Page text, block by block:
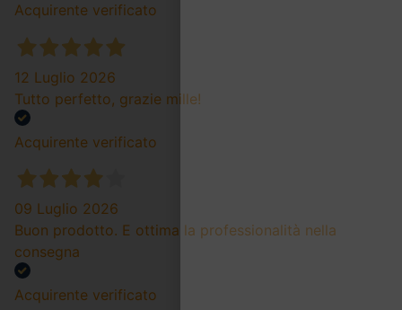
Acquirente verificato
12 Luglio 2026
Tutto perfetto, grazie mille!
Acquirente verificato
09 Luglio 2026
Buon prodotto. E ottima la professionalità nella
consegna
Acquirente verificato